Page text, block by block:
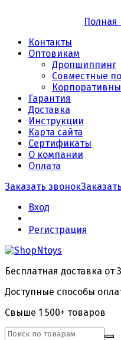
Полная
Контакты
Оптовикам
Дропшиппинг
Совместные
Гарантия
Доставка
Инструкции
Карта сайта
Сертификаты
О компании
Оплата
Заказать звонок
Вход
Регистрация
Бесплатная доставка от
Доступные способы
Свыше 1 500+ товаров